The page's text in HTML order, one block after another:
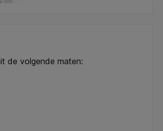
de volgende maten: